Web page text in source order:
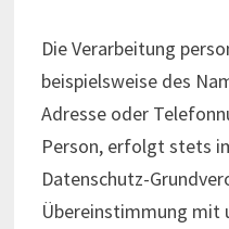
Die Verarbeitung
beispielsweise des
Adresse oder
Person, erfolgt stets
Datenschutz-
Übereinstimmung mit